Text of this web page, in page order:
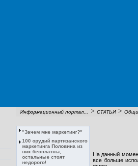
Информационный портал... > СТАТЬИ >
"Зачем мне маркетинг?"
100 орудий партизанского
маркетинга Половина из
них бесплатны,
остальные стоят
недорого!
На данный
все больше